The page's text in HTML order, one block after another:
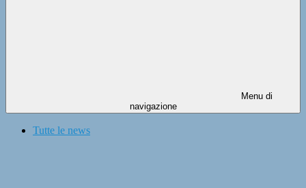
Menu di
navigazione
Tutte le news